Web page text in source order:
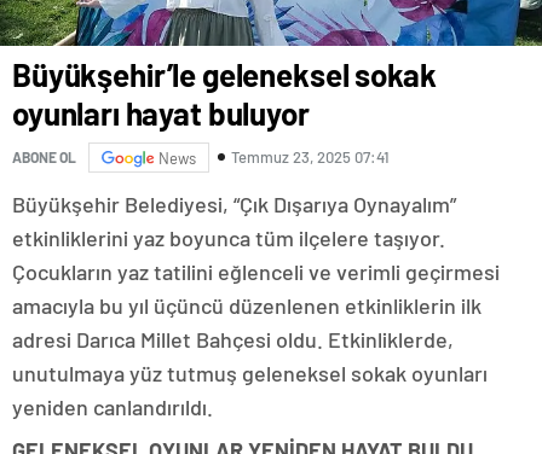
Büyükşehir’le geleneksel sokak
oyunları hayat buluyor
ABONE OL News Temmuz 23, 2025 07:41
Büyükşehir Belediyesi, “Çık Dışarıya Oynayalım”
etkinliklerini yaz boyunca tüm ilçelere taşıyor.
Çocukların yaz tatilini eğlenceli ve verimli geçirmesi
amacıyla bu yıl üçüncü düzenlenen etkinliklerin ilk
adresi Darıca Millet Bahçesi oldu. Etkinliklerde,
unutulmaya yüz tutmuş geleneksel sokak oyunları
yeniden canlandırıldı.